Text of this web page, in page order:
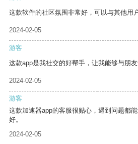
这款软件的社区氛围非常好，可以与其他用
2024-02-05
游客
这款app是我社交的好帮手，让我能够与朋
2024-02-05
游客
这款加速器app的客服很贴心，遇到问题都
好。
2024-02-05